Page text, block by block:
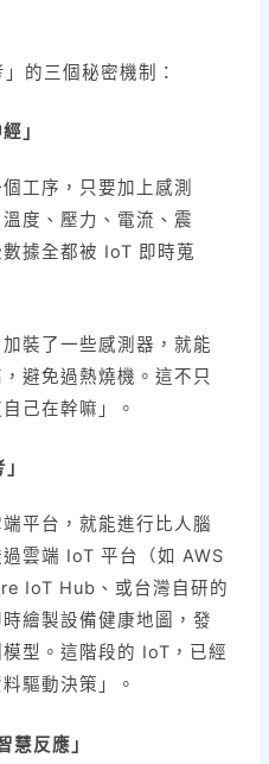
的三個秘密機制：
」
工序，只要加上感測
度、壓力、電流、震
據全都被 IoT 即時蒐
裝了一些感測器，就能
避免過熱燒機。這不只
己在幹嘛」。
平台，就能進行比人腦
雲端 IoT 平台（如 AWS
IoT Hub、或台灣自研的
繪製設備健康地圖，發
型。這階段的 IoT，已經
驅動決策」。
慧反應」